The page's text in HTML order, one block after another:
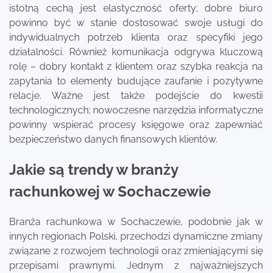
istotną cechą jest elastyczność oferty; dobre biuro
powinno być w stanie dostosować swoje usługi do
indywidualnych potrzeb klienta oraz specyfiki jego
działalności. Również komunikacja odgrywa kluczową
rolę – dobry kontakt z klientem oraz szybka reakcja na
zapytania to elementy budujące zaufanie i pozytywne
relacje. Ważne jest także podejście do kwestii
technologicznych; nowoczesne narzędzia informatyczne
powinny wspierać procesy księgowe oraz zapewniać
bezpieczeństwo danych finansowych klientów.
Jakie są trendy w branży
rachunkowej w Sochaczewie
Branża rachunkowa w Sochaczewie, podobnie jak w
innych regionach Polski, przechodzi dynamiczne zmiany
związane z rozwojem technologii oraz zmieniającymi się
przepisami prawnymi. Jednym z najważniejszych